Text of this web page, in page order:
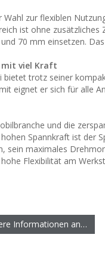
zur flexiblen
ist ohne
70 mm einsetzen.
mit viel Kraft
bietet trotz seiner
eignet er sich für alle
und die
Spannkraft ist der
sein maximales
Flexibilität am
Informationen an…